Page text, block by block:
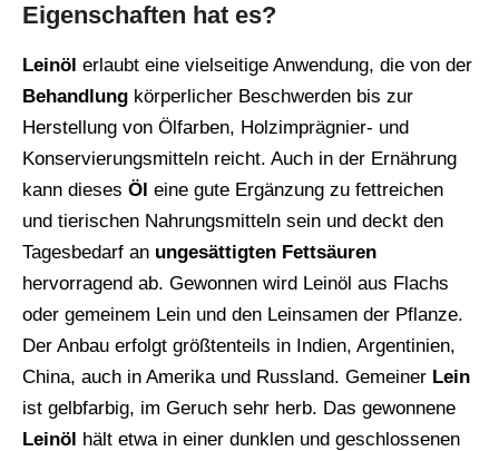
Eigenschaften hat es?
Leinöl erlaubt eine vielseitige Anwendung, die von der
Behandlung körperlicher Beschwerden bis zur
Herstellung von Ölfarben, Holzimprägnier- und
Konservierungsmitteln reicht. Auch in der Ernährung
kann dieses Öl eine gute Ergänzung zu fettreichen
und tierischen Nahrungsmitteln sein und deckt den
Tagesbedarf an ungesättigten Fettsäuren
hervorragend ab. Gewonnen wird Leinöl aus Flachs
oder gemeinem Lein und den Leinsamen der Pflanze.
Der Anbau erfolgt größtenteils in Indien, Argentinien,
China, auch in Amerika und Russland. Gemeiner Lein
ist gelbfarbig, im Geruch sehr herb. Das gewonnene
Leinöl
hält etwa in einer dunklen und geschlossenen